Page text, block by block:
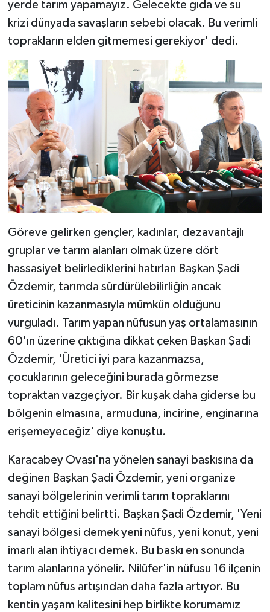
yerde tarım yapamayız. Gelecekte gıda ve su
krizi dünyada savaşların sebebi olacak. Bu verimli
toprakların elden gitmemesi gerekiyor' dedi.
Göreve gelirken gençler, kadınlar, dezavantajlı
gruplar ve tarım alanları olmak üzere dört
hassasiyet belirlediklerini hatırlan Başkan Şadi
Özdemir, tarımda sürdürülebilirliğin ancak
üreticinin kazanmasıyla mümkün olduğunu
vurguladı. Tarım yapan nüfusun yaş ortalamasının
60'ın üzerine çıktığına dikkat çeken Başkan Şadi
Özdemir, 'Üretici iyi para kazanmazsa,
çocuklarının geleceğini burada görmezse
topraktan vazgeçiyor. Bir kuşak daha giderse bu
bölgenin elmasına, armuduna, incirine, enginarına
erişemeyeceğiz' diye konuştu.
Karacabey Ovası'na yönelen sanayi baskısına da
değinen Başkan Şadi Özdemir, yeni organize
sanayi bölgelerinin verimli tarım topraklarını
tehdit ettiğini belirtti. Başkan Şadi Özdemir, 'Yeni
sanayi bölgesi demek yeni nüfus, yeni konut, yeni
imarlı alan ihtiyacı demek. Bu baskı en sonunda
tarım alanlarına yönelir. Nilüfer'in nüfusu 16 ilçenin
toplam nüfus artışından daha fazla artıyor. Bu
kentin yaşam kalitesini hep birlikte korumamız